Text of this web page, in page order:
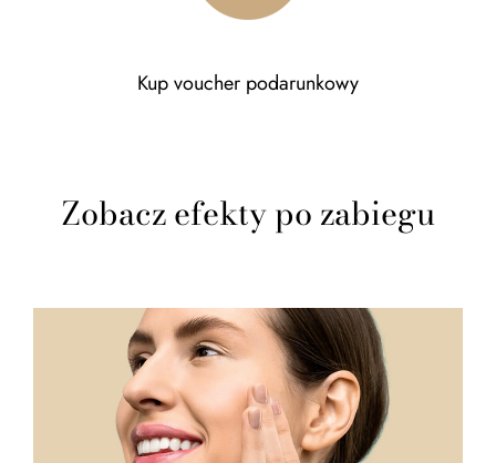
Kup voucher podarunkowy
Zobacz efekty po zabiegu